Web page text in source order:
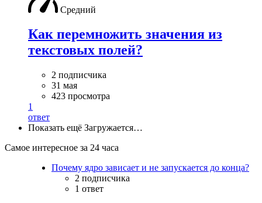
Средний
Как перемножить значения из
текстовых полей?
2 подписчика
31 мая
423 просмотра
1
ответ
Показать ещё Загружается…
Самое интересное за 24 часа
Почему ядро зависает и не запускается до конца?
2 подписчика
1 ответ